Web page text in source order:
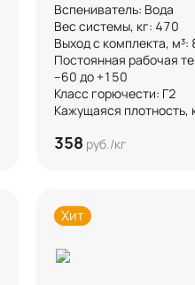
Вспениватель: Вода
Вес системы, кг: 470
Выход с комплекта, м³:
Постоянная рабочая
–60 до +150
Класс горючести: Г2
Кажущаяся плотность,
358 руб./кг
Хит